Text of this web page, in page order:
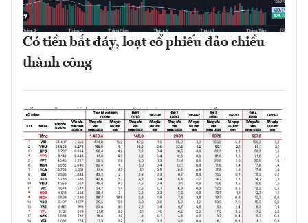
Có tiền bắt đáy, loạt cổ phiếu đảo chiều
thành công